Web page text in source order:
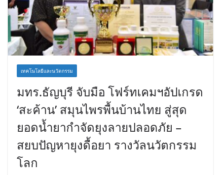
เทคโนโลยีและนวัตกรรม
มทร.ธัญบุรี จับมือ โฟร์ทเคมฯอัปเกรด
‘สะค้าน’ สมุนไพรพื้นบ้านไทย สู่สุด
ยอดน้ำยากำจัดยุงลายปลอดภัย –
สยบปัญหายุงดื้อยา รางวัลนวัตกรรม
โลก